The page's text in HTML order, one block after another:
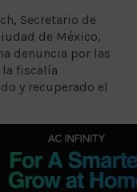
Secretario de
de México,
denuncia por las
fiscalía
y recuperado el
salieron las
utilizado para
riesgo a la
Twitter.